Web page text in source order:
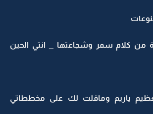
من كلام سمر وشجاعتها _ انتي الحين
ياريم وماقلت لك على مخططاتي